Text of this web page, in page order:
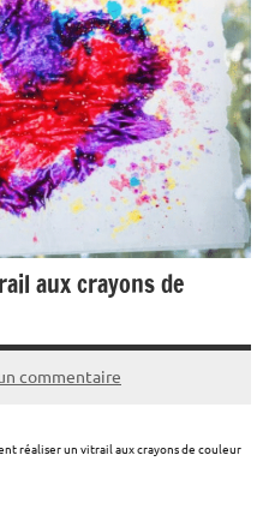
aux crayons de
commentaire
réaliser un vitrail aux crayons de couleur